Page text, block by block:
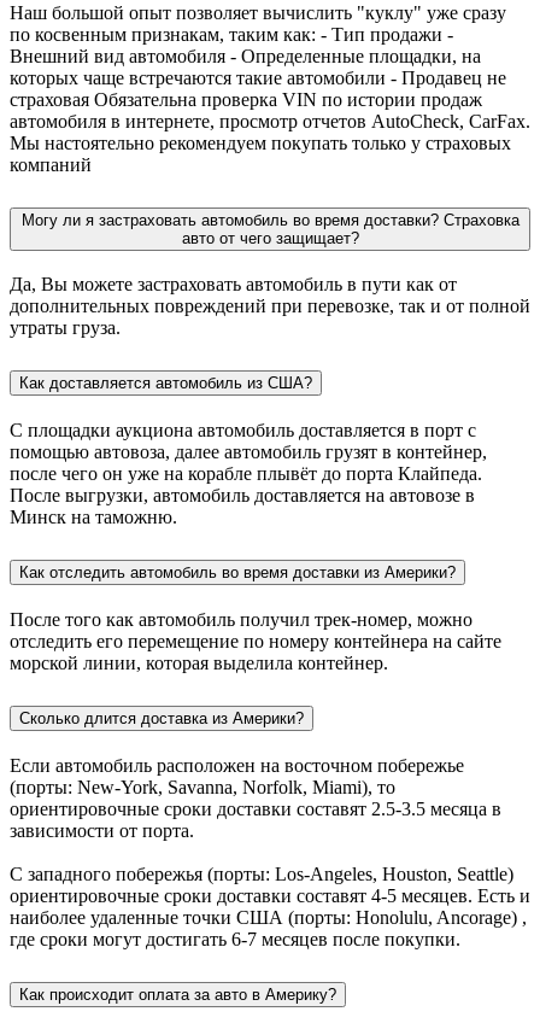
Наш большой опыт позволяет вычислить "куклу" уже сразу
по косвенным признакам, таким как: - Тип продажи -
Внешний вид автомобиля - Определенные площадки, на
которых чаще встречаются такие автомобили - Продавец не
страховая Обязательна проверка VIN по истории продаж
автомобиля в интернете, просмотр отчетов AutoCheck, CarFax.
Мы настоятельно рекомендуем покупать только у страховых
компаний
Могу ли я застраховать автомобиль во время доставки? Страховка
авто от чего защищает?
Да, Вы можете застраховать автомобиль в пути как от
дополнительных повреждений при перевозке, так и от полной
утраты груза.
Как доставляется автомобиль из США?
С площадки аукциона автомобиль доставляется в порт с
помощью автовоза, далее автомобиль грузят в контейнер,
после чего он уже на корабле плывёт до порта Клайпеда.
После выгрузки, автомобиль доставляется на автовозе в
Минск на таможню.
Как отследить автомобиль во время доставки из Америки?
После того как автомобиль получил трек-номер, можно
отследить его перемещение по номеру контейнера на сайте
морской линии, которая выделила контейнер.
Сколько длится доставка из Америки?
Если автомобиль расположен на восточном побережье
(порты: New-York, Savanna, Norfolk, Miami), то
ориентировочные сроки доставки составят 2.5-3.5 месяца в
зависимости от порта.
С западного побережья (порты: Los-Angeles, Houston, Seattle)
ориентировочные сроки доставки составят 4-5 месяцев. Есть и
наиболее удаленные точки США (порты: Honolulu, Ancorage) ,
где сроки могут достигать 6-7 месяцев после покупки.
Как происходит оплата за авто в Америку?